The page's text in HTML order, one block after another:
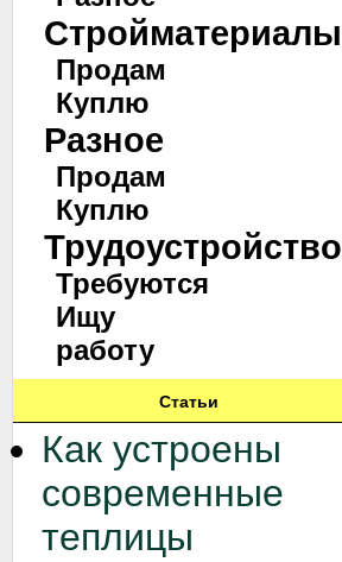
Стройматериалы
Продам
Куплю
Разное
Продам
Куплю
Трудоустройство
Требуются
Ищу
работу
Статьи
Как устроены
современные
теплицы